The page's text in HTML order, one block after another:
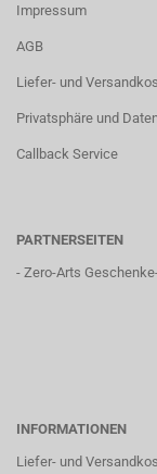
Impressum
AGB
Liefer- und
Privatsphäre und
Callback Service
PARTNERSEITEN
- Zero-Arts
INFORMATIONEN
Liefer- und